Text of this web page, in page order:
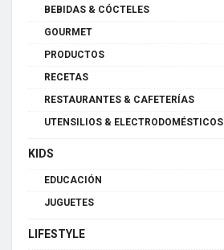
BEBIDAS & CÓCTELES
GOURMET
PRODUCTOS
RECETAS
RESTAURANTES & CAFETERÍAS
UTENSILIOS & ELECTRODOMÉSTICOS
KIDS
EDUCACIÓN
JUGUETES
LIFESTYLE